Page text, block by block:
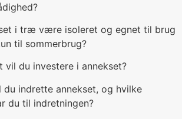
i træ være isoleret og egnet til brug
til sommerbrug?
du investere i annekset?
indrette annekset, og hvilke
du til indretningen?